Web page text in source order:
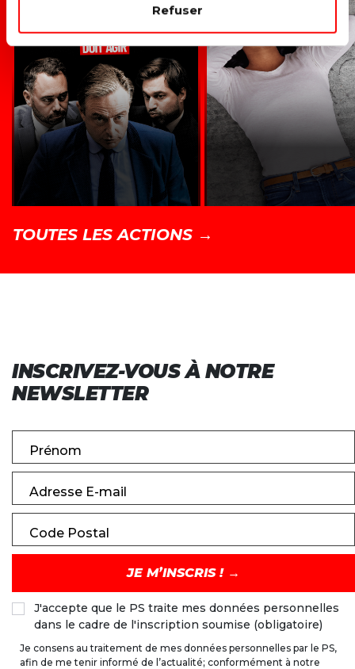
Refuser
TOUTES LES ACTIONS →
INSCRIVEZ-VOUS À NOTRE
NEWSLETTER
Prénom
Adresse E-mail
Code Postal
J'accepte que le PS traite mes données personnelles
dans le cadre de l'inscription soumise (obligatoire)
Je consens au traitement de mes données personnelles par le PS,
afin de me tenir informé de l’actualité; conformément à notre